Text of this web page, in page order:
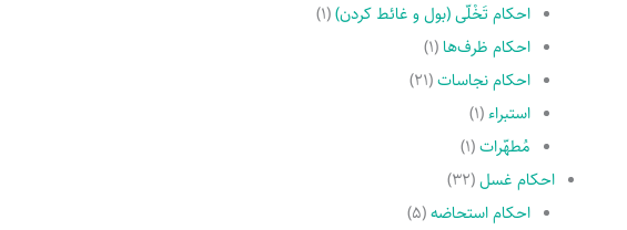
احکام تَخْلّى (بول و غائط کردن)(۱)
احکام ظرف‌ها(۱)
احکام نجاسات(۲۱)
استبراء(۱)
مُطهّرات(۱)
احکام غسل(۳۲)
احکام استحاضه(۵)